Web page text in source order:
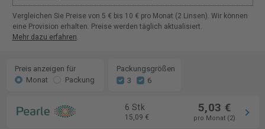
Vergleichen Sie Preise von 5 € bis 10 € pro Monat (2 Linsen). Wir können
eine Provision erhalten. Preise werden täglich aktualisiert.
Mehr dazu erfahren.
Preis anzeigen für
Monat
Packung
Packungsgrößen
3
6
6 Stk
15,09 €
5,03 €
pro Monat (2)